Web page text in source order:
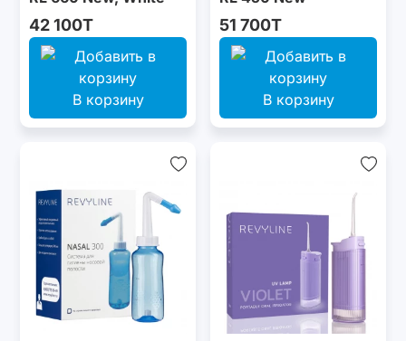
42 100T
В корзину
51 700T
В корзину